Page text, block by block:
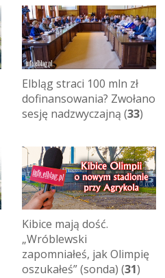
Elbląg straci 100 mln zł
dofinansowania? Zwołano
sesję nadzwyczajną (33)
Kibice mają dość.
„Wróblewski
zapomniałeś, jak Olimpię
oszukałeś” (sonda) (31)